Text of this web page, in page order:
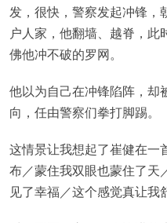
发，很快，警察发起冲锋，
户人家，他翻墙、越脊，
佛他冲不破的罗网。
他以为自己在冲锋陷阵，却
向，任由警察们拳打脚踢。
这情景让我想起了崔健在一
布／蒙住我双眼也蒙住了天
见了幸福／这个感觉真让我